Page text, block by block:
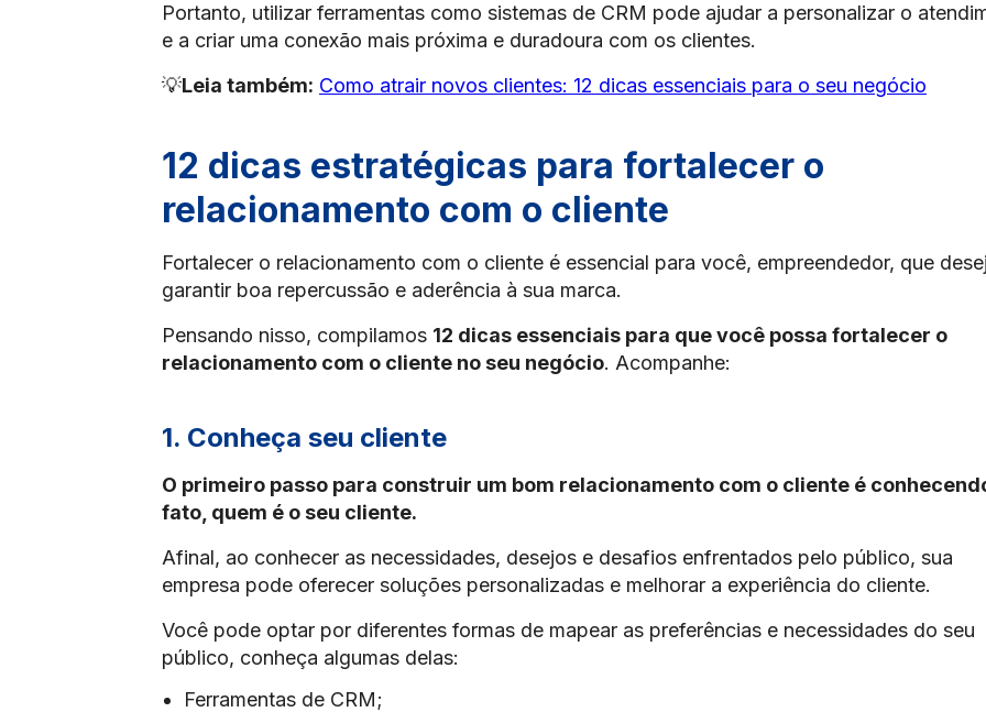
Portanto, utilizar ferramentas como sistemas de CRM pode ajudar a personalizar o
e a criar uma conexão mais próxima e duradoura com os clientes.
💡Leia também: Como atrair novos clientes: 12 dicas essenciais para o seu negócio
12 dicas estratégicas para fortalecer o
relacionamento com o cliente
Fortalecer o relacionamento com o cliente é essencial para você, empreendedor, que
garantir boa repercussão e aderência à sua marca.
Pensando nisso, compilamos 12 dicas essenciais para que você possa fortalecer o
relacionamento com o cliente no seu negócio. Acompanhe:
1. Conheça seu cliente
O primeiro passo para construir um bom relacionamento com o cliente é
fato, quem é o seu cliente.
Afinal, ao conhecer as necessidades, desejos e desafios enfrentados pelo público, sua
empresa pode oferecer soluções personalizadas e melhorar a experiência do cliente.
Você pode optar por diferentes formas de mapear as preferências e necessidades do seu
público, conheça algumas delas:
Ferramentas de CRM;